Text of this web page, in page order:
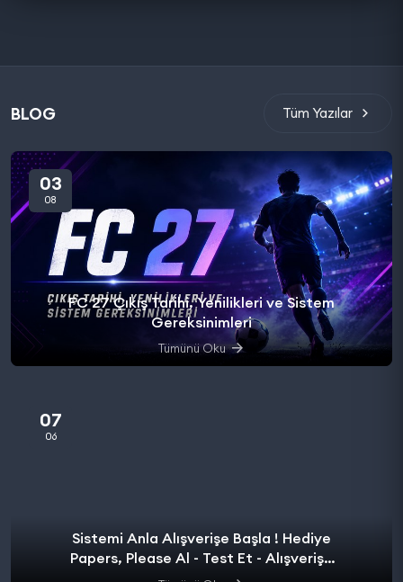
BLOG Tüm Yazılar
03
08
FC 27 Çıkış Tarihi, Yenilikleri ve Sistem
Gereksinimleri
Tümünü Oku
07
06
Sistemi Anla Alışverişe Başla ! Hediye
Papers, Please Al - Test Et - Alışverişe
başla.